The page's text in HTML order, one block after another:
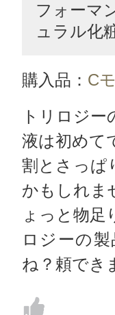
フォーマ
ュラル化
購入品： C
トリロジ
液は初めて
割とさっぱ
かもしれま
ょっと物足
ロジーの
ね？頼でき